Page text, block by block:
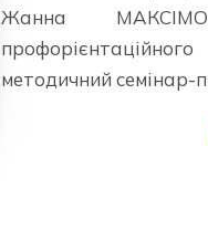
Жанна
методичний семінар-